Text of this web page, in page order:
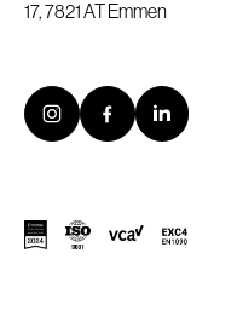
17, 7821 AT Emmen